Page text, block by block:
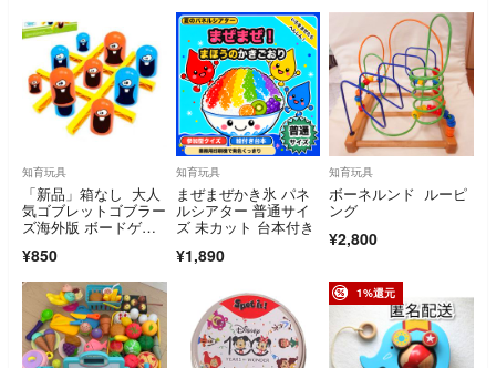
知育玩具
「新品」箱なし 大人
気ゴブレットゴブラー
ズ海外版 ボードゲー
¥850
知育玩具
まぜまぜかき氷 パネ
ルシアター 普通サイ
ズ 未カット 台本付き
¥1,890
知育玩具
ボーネルンド ルーピ
ング
¥2,800
1%還元